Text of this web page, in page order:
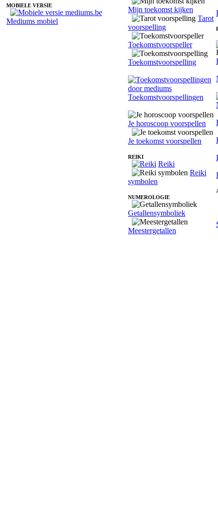
MOBIELE VERSIE
Mediums mobiel
Mijn toekomst kijken
Tarot
voorspelling
Toekomstvoorspeller
Toekomstvoorspelling
Toekomstvoorspellingen
Je horoscoop voorspellen
Je toekomst voorspellen
REIKI
Reiki
Reiki
symbolen
NUMEROLOGIE
Getallensymboliek
Meestergetallen